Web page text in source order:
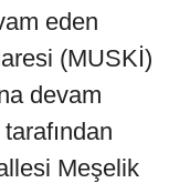
eden
(MUSKİ)
devam
Meşelik